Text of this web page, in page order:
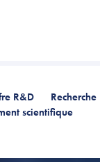
R&D
Recherche
scientifique